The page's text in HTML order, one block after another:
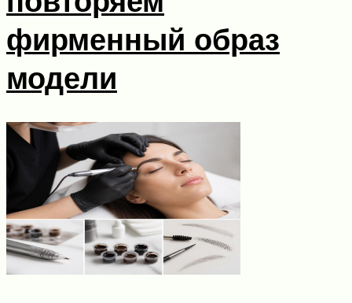
фирменный образ
модели